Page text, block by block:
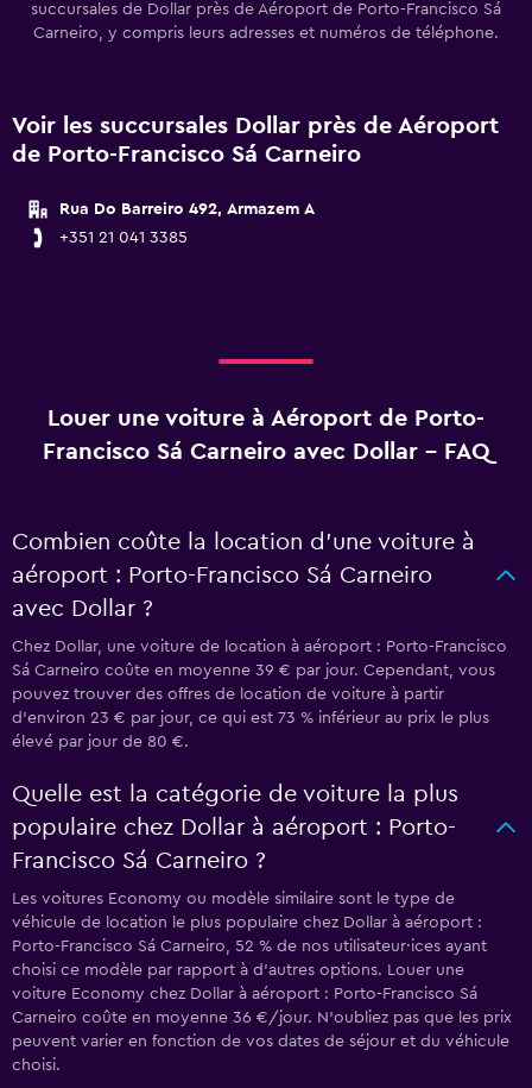
succursales de Dollar près de Aéroport de Porto-Francisco Sá
Carneiro, y compris leurs adresses et numéros de téléphone.
Voir les succursales Dollar près de Aéroport
de Porto-Francisco Sá Carneiro
Rua Do Barreiro 492, Armazem A
+351 21 041 3385
Louer une voiture à Aéroport de Porto-
Francisco Sá Carneiro avec Dollar - FAQ
Combien coûte la location d’une voiture à
aéroport : Porto-Francisco Sá Carneiro
avec Dollar ?
Chez Dollar, une voiture de location à aéroport : Porto-Francisco
Sá Carneiro coûte en moyenne 39 € par jour. Cependant, vous
pouvez trouver des offres de location de voiture à partir
d’environ 23 € par jour, ce qui est 73 % inférieur au prix le plus
élevé par jour de 80 €.
Quelle est la catégorie de voiture la plus
populaire chez Dollar à aéroport : Porto-
Francisco Sá Carneiro ?
Les voitures Economy ou modèle similaire sont le type de
véhicule de location le plus populaire chez Dollar à aéroport :
Porto-Francisco Sá Carneiro, 52 % de nos utilisateur·ices ayant
choisi ce modèle par rapport à d’autres options. Louer une
voiture Economy chez Dollar à aéroport : Porto-Francisco Sá
Carneiro coûte en moyenne 36 €/jour. N'oubliez pas que les prix
peuvent varier en fonction de vos dates de séjour et du véhicule
choisi.